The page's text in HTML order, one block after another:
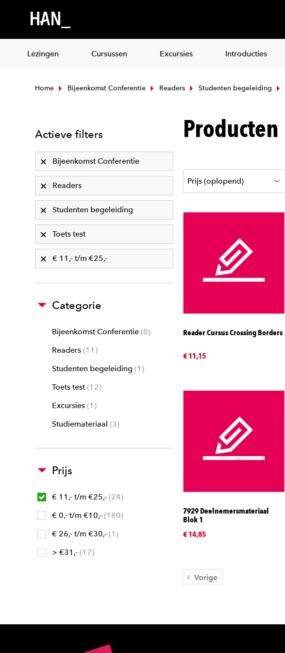
Lezingen Cursussen Excursies Introducties
Home Bijeenkomst Conferentie Readers Studenten begeleiding
Actieve filters
Bijeenkomst Conferentie
Readers
Studenten begeleiding
Toets test
€ 11,- t/m €25,-
Categorie
Bijeenkomst Conferentie 0
Readers 11
Studenten begeleiding
1
Toets test 12
Excursies 1
Studiemateriaal 3
Prijs
€ 11,- t/m €25,- 24
€ 0,- t/m €10,- 180
€ 26,- t/m €30,- 1
> €31,- 17
Producten
Reader Cursus Crossing Borders
€ 11,15
7929 Deelnemersmateriaal
Blok 1
€ 14,85
Vorige